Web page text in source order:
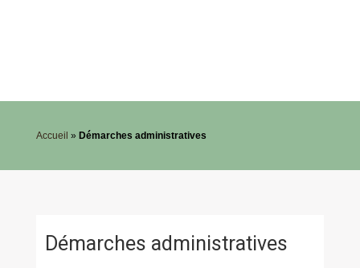
Accueil » Démarches administratives
Démarches administratives